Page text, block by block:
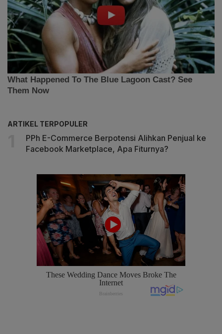
ARTIKEL TERPOPULER
PPh E-Commerce Berpotensi Alihkan Penjual ke
Facebook Marketplace, Apa Fiturnya?